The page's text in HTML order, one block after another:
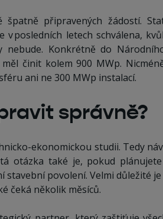
špatně připravených žádostí.
posledních letech schválena,
Konkrétně do
činit kolem 900 MWp.
ani ne 300 MWp instalací.
správně?
ekonomickou studii. Tedy
otázka také je, pokud
stavební povolení. Velmi důležité
čeká několik měsíců.